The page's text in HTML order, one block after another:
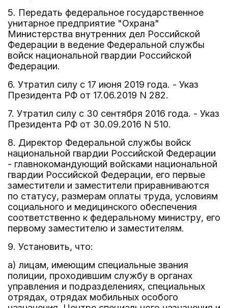
5. Передать федеральное государственное
унитарное предприятие "Охрана"
Министерства внутренних дел Российской
Федерации в ведение Федеральной службы
войск национальной гвардии Российской
Федерации.
6. Утратил силу с 17 июня 2019 года. - Указ
Президента РФ от 17.06.2019 N 282.
7. Утратил силу с 30 сентября 2016 года. - Указ
Президента РФ от 30.09.2016 N 510.
8. Директор Федеральной службы войск
национальной гвардии Российской Федерации
- главнокомандующий войсками национальной
гвардии Российской Федерации, его первые
заместители и заместители приравниваются
по статусу, размерам оплаты труда, условиям
социального и медицинского обеспечения
соответственно к федеральному министру, его
первому заместителю и заместителям.
9. Установить, что:
а) лицам, имеющим специальные звания
полиции, проходившим службу в органах
управления и подразделениях, специальных
отрядах, отрядах мобильных особого